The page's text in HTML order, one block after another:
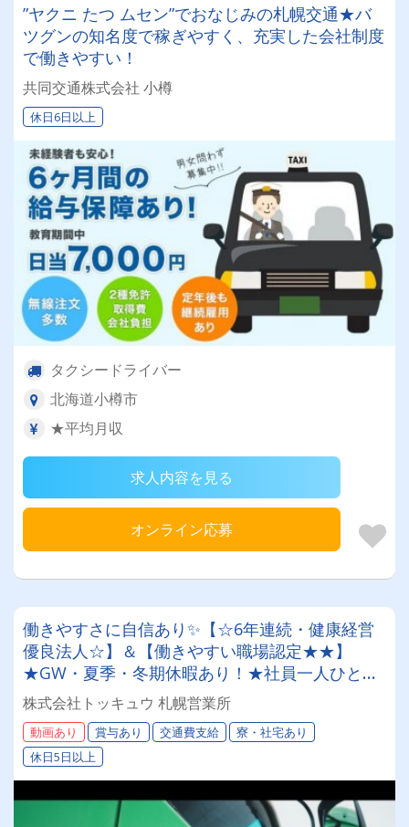
”ヤクニ たつ ムセン”でおなじみの札幌交通★バ
ツグンの知名度で稼ぎやすく、充実した会社制度
で働きやすい！
共同交通株式会社 小樽
休日6日以上
タクシードライバー
北海道小樽市
★平均月収
求人内容を見る
オンライン応募
働きやすさに自信あり✨【☆6年連続・健康経営
優良法人☆】＆【働きやすい職場認定★★】
★GW・夏季・冬期休暇あり！★社員一人ひとり
を大切にする昭和34年設立の安定企業！＜未経験
者も大歓迎！7tドライバー＞
株式会社トッキュウ 札幌営業所
動画あり 賞与あり 交通費支給
寮・社宅あり
休日5日以上